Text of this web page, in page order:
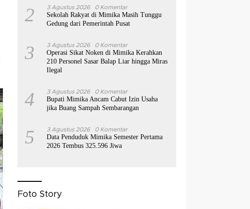
2 3 Agustus 2026 0 Komentar
Sekolah Rakyat di Mimika Masih Tunggu
Gedung dari Pemerintah Pusat
3 3 Agustus 2026 0 Komentar
Operasi Sikat Noken di Mimika Kerahkan
210 Personel Sasar Balap Liar hingga Miras
Ilegal
4 3 Agustus 2026 0 Komentar
Bupati Mimika Ancam Cabut Izin Usaha
jika Buang Sampah Sembarangan
5 3 Agustus 2026 0 Komentar
Data Penduduk Mimika Semester Pertama
2026 Tembus 325.596 Jiwa
Foto Story